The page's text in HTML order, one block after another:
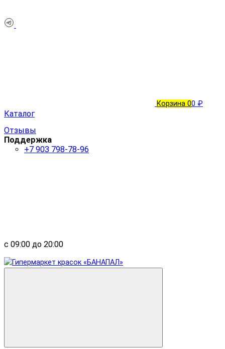
Корзина 00 ₽
Каталог
Отзывы
Поддержка
+7 903 798-78-96
с 09:00 до 20:00